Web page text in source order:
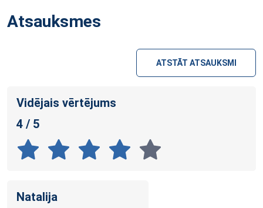
Atsauksmes
ATSTĀT ATSAUKSMI
Vidējais vērtējums
4 / 5
Natalija